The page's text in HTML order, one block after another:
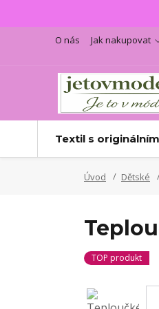
O nás Jak nakupovat
Textil s
Úvod Dětské
TOP produkt